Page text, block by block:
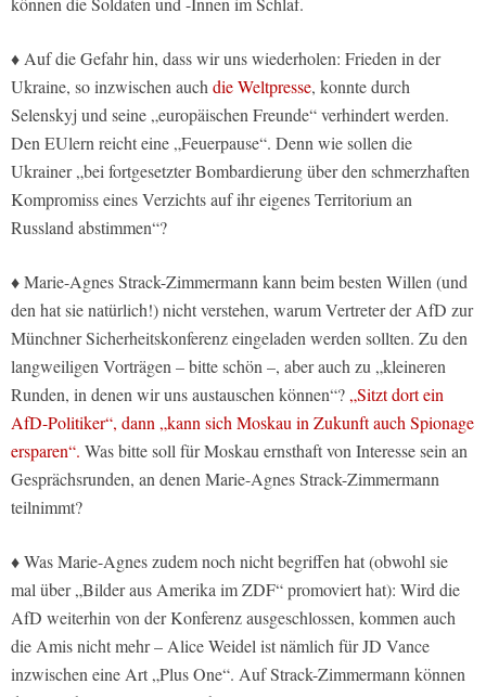
♦ Auf die Gefahr hin, dass wir uns wiederholen: Frieden in der
Ukraine, so inzwischen auchdie Weltpresse, konnte durch
Selenskyj und seine „europäischen Freunde“ verhindert werden.
Den EUlern reicht eine „Feuerpause“. Denn wie sollen die
Ukrainer „bei fortgesetzter Bombardierung über den schmerzhaften
Kompromiss eines Verzichts auf ihr eigenes Territorium an
Russland abstimmen“?
♦ Marie-Agnes Strack-Zimmermann kann beim besten Willen (und
den hat sie natürlich!) nicht verstehen, warum Vertreter der AfD zur
Münchner Sicherheitskonferenz eingeladen werden sollten. Zu den
langweiligen Vorträgen – bitte schön –, aber auch zu „kleineren
Runden, in denen wir uns austauschen können“?„Sitzt dort ein
AfD-Politiker“, dann „kann sich Moskau in Zukunft auch Spionage
ersparen“. Was bitte soll für Moskau ernsthaft von Interesse sein an
Gesprächsrunden, an denen Marie-Agnes Strack-Zimmermann
teilnimmt?
♦ Was Marie-Agnes zudem noch nicht begriffen hat (obwohl sie
mal über „Bilder aus Amerika im ZDF“ promoviert hat): Wird die
AfD weiterhin von der Konferenz ausgeschlossen, kommen auch
die Amis nicht mehr – Alice Weidel ist nämlich für JD Vance
inzwischen eine Art „Plus One“. Auf Strack-Zimmermann können